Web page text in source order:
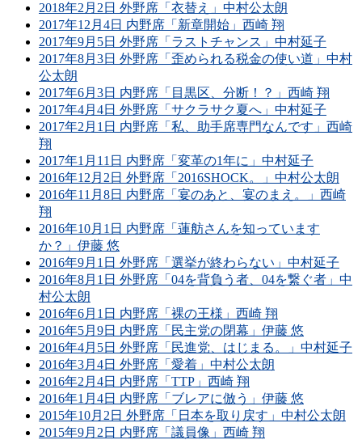
2018年2月2日 外野席「衣替え」中村公太朗
2017年12月4日 内野席「新章開始」西崎 翔
2017年9月5日 外野席「ラストチャンス」中村延子
2017年8月3日 外野席「歪められる税金の使い道」中村
公太朗
2017年6月3日 内野席「目黒区、分断！？」西崎 翔
2017年4月4日 外野席「サクラサク夏へ」中村延子
2017年2月1日 内野席「私、助手席専門なんです」西崎
翔
2017年1月11日 内野席「変革の1年に」中村延子
2016年12月2日 外野席「2016SHOCK。」中村公太朗
2016年11月8日 内野席「宴のあと、宴のまえ。」西崎
翔
2016年10月1日 内野席「蓮舫さんを知っています
か？」伊藤 悠
2016年9月1日 外野席「選挙が終わらない」中村延子
2016年8月1日 外野席「04を背負う者、04を繋ぐ者」中
村公太朗
2016年6月1日 内野席「裸の王様」西崎 翔
2016年5月9日 内野席「民主党の閉幕」伊藤 悠
2016年4月5日 外野席「民進党、はじまる。」中村延子
2016年3月4日 外野席「愛着」中村公太朗
2016年2月4日 内野席「TTP」西崎 翔
2016年1月4日 内野席「ブレアに倣う」伊藤 悠
2015年10月2日 外野席「日本を取り戻す」中村公太朗
2015年9月2日 内野席「議員像」西崎 翔